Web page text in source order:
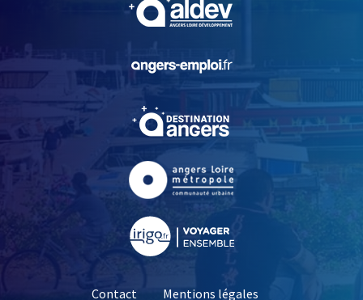
, Ouvre une nouvelle
, Ouvre une nouvelle
Contact Mentions légales